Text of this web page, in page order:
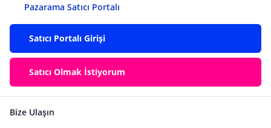
Pazarama Satıcı Portalı
Satıcı Portalı Girişi
Satıcı Olmak İstiyorum
Bize Ulaşın